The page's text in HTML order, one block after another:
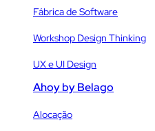
Fábrica de Software
Workshop Design Thinking
UX e UI Design
Ahoy by Belago
Alocação